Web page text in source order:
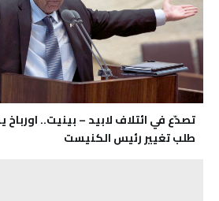
تصدّع في ائتلاف لابيد – بينيت..
طلب تغيير رئيس الكنيست